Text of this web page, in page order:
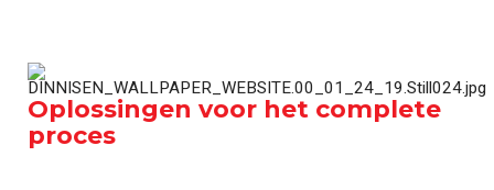
Oplossingen voor het complete
proces